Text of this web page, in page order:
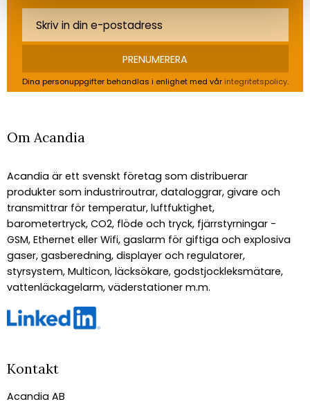
PRENUMERERA
Dina personuppgifter behandlas i enlighet med vår integritetspolicy.
Om Acandia
Acandia är ett svenskt företag som distribuerar
produkter som industriroutrar, dataloggrar, givare och
transmittrar för temperatur, luftfuktighet,
barometertryck, CO2, flöde och tryck, fjärrstyrningar -
GSM, Ethernet eller Wifi, gaslarm för giftiga och explosiva
gaser, gasberedning, displayer och regulatorer,
styrsystem, Multicon, läcksökare, godstjockleksmätare,
vattenläckagelarm, väderstationer m.m.
Kontakt
Acandia AB